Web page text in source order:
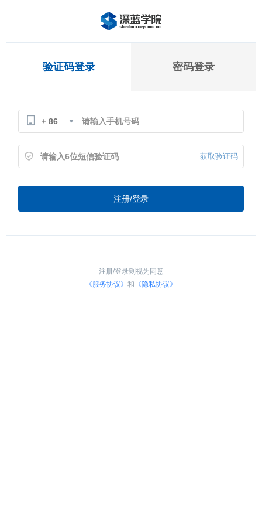
验证码登录 密码登录
+ 86
获取验证码
注册/登录
注册/登录则视为同意
《服务协议》 和 《隐私协议》